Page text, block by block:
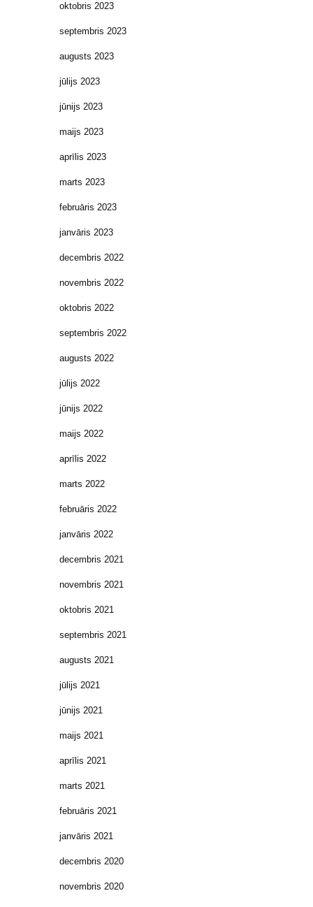
oktobris 2023
septembris 2023
augusts 2023
jūlijs 2023
jūnijs 2023
maijs 2023
aprīlis 2023
marts 2023
februāris 2023
janvāris 2023
decembris 2022
novembris 2022
oktobris 2022
septembris 2022
augusts 2022
jūlijs 2022
jūnijs 2022
maijs 2022
aprīlis 2022
marts 2022
februāris 2022
janvāris 2022
decembris 2021
novembris 2021
oktobris 2021
septembris 2021
augusts 2021
jūlijs 2021
jūnijs 2021
maijs 2021
aprīlis 2021
marts 2021
februāris 2021
janvāris 2021
decembris 2020
novembris 2020